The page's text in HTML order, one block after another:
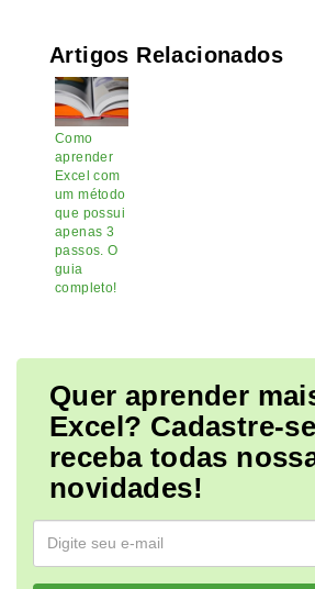
Artigos Relacionados
Como
aprender
Excel com
um método
que possui
apenas 3
passos. O
guia
completo!
Quer aprender
Excel? Cadastre-
receba todas
novidades!